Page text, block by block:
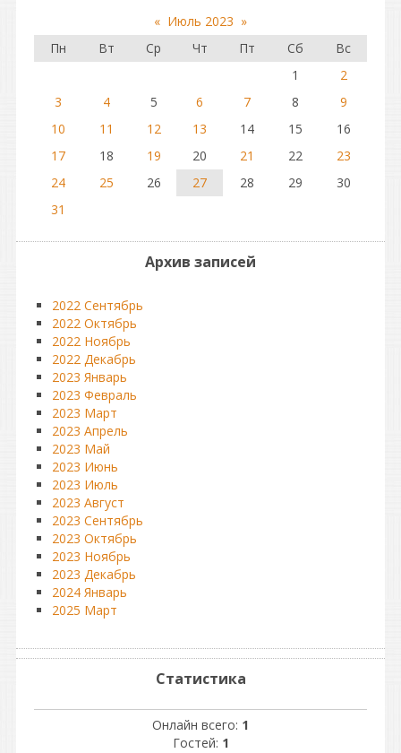
« Июль 2023 »
Пн
Вт Ср Чт Пт Сб
Вс
1
2
3
4 5 6 7 8
9
10
11 12 13 14 15
16
17
18 19 20 21 22
23
24
25 26 27 28 29
30
31
Архив записей
2022 Сентябрь
2022 Октябрь
2022 Ноябрь
2022 Декабрь
2023 Январь
2023 Февраль
2023 Март
2023 Апрель
2023 Май
2023 Июнь
2023 Июль
2023 Август
2023 Сентябрь
2023 Октябрь
2023 Ноябрь
2023 Декабрь
2024 Январь
2025 Март
Статистика
Онлайн всего: 1
Гостей: 1